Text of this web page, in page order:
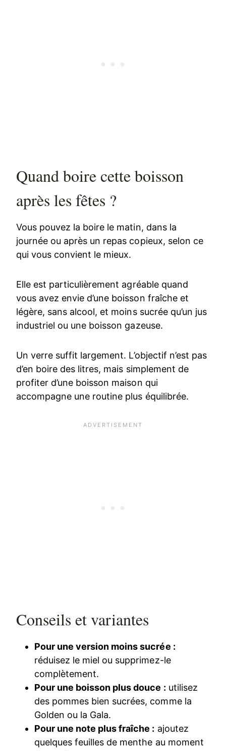
Quand boire cette boisson
après les fêtes ?
Vous pouvez la boire le matin, dans la
journée ou après un repas copieux, selon ce
qui vous convient le mieux.
Elle est particulièrement agréable quand
vous avez envie d’une boisson fraîche et
légère, sans alcool, et moins sucrée qu’un jus
industriel ou une boisson gazeuse.
Un verre suffit largement. L’objectif n’est pas
d’en boire des litres, mais simplement de
profiter d’une boisson maison qui
accompagne une routine plus équilibrée.
Conseils et variantes
Pour une version moins sucrée :
réduisez le miel ou supprimez-le
complètement.
Pour une boisson plus douce : utilisez
des pommes bien sucrées, comme la
Golden ou la Gala.
Pour une note plus fraîche : ajoutez
quelques feuilles de menthe au moment